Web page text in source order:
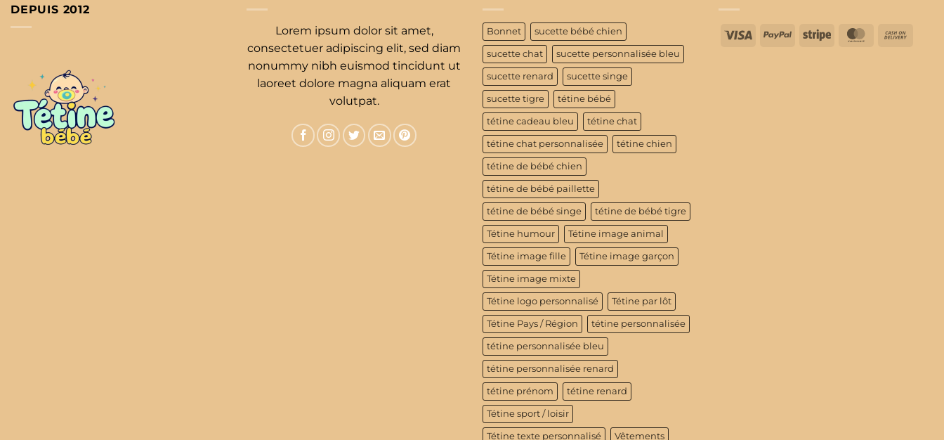
DEPUIS 2012
Lorem ipsum dolor sit amet,
consectetuer adipiscing elit, sed diam
nonummy nibh euismod tincidunt ut
laoreet dolore magna aliquam erat
volutpat.
Bonnet sucette bébé chien
sucette chat sucette personnalisée bleu
sucette renard sucette singe
sucette tigre tétine bébé
tétine cadeau bleu tétine chat
tétine chat personnalisée tétine chien
tétine de bébé chien
tétine de bébé paillette
tétine de bébé singe tétine de bébé tigre
Tétine humour Tétine image animal
Tétine image fille Tétine image garçon
Tétine image mixte
Tétine logo personnalisé Tétine par lôt
Tétine Pays / Région tétine personnalisée
tétine personnalisée bleu
tétine personnalisée renard
tétine prénom tétine renard
Tétine sport / loisir
Tétine texte personnalisé Vêtements
Visa PayPalStripe MasterCard